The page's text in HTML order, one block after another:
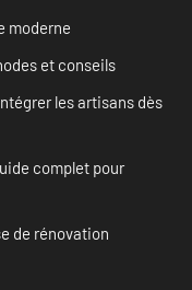
moderne
et conseils
les artisans dès
complet pour
de rénovation